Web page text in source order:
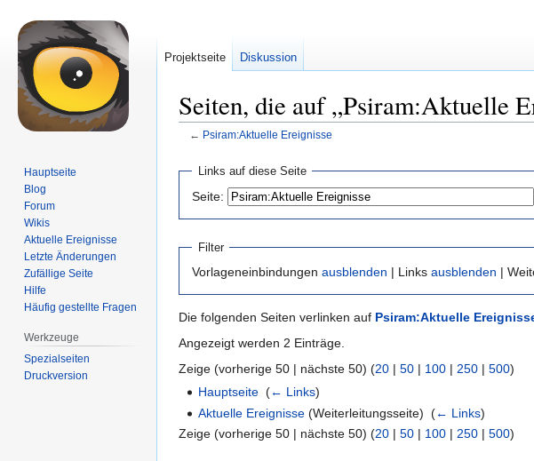
Seiten, die auf „Psiram:Aktuelle
← Psiram:Aktuelle Ereignisse
Navigation
springen
springen
Links auf diese Seite
Seite:
Filter
Vorlageneinbindungen ausblenden | Links ausblenden |
Die folgenden Seiten verlinken auf Psiram:Aktuelle
Angezeigt werden 2 Einträge.
Zeige (vorherige 50 | nächste 50) (20 | 50 | 100 | 250 | 500)
Hauptseite ‎(← Links)
Aktuelle Ereignisse (Weiterleitungsseite) ‎(← Links)
Zeige (vorherige 50 | nächste 50) (20 | 50 | 100 | 250 | 500)
Projektseite Diskussion
Hauptseite
Blog
Forum
Wikis
Aktuelle Ereignisse
Letzte Änderungen
Zufällige Seite
Hilfe
Häufig gestellte Fragen
Werkzeuge
Spezialseiten
Druckversion